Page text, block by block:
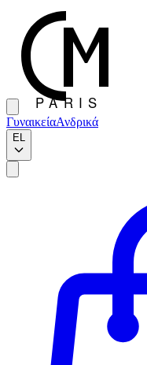
ΓυναικείαΑνδρικά
EL